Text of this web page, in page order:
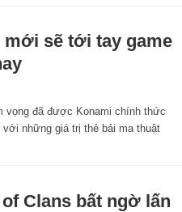
mới sẽ tới tay game
vọng đã được Konami chính thức
những giá trị thẻ bải ma thuật
Clans bất ngờ lấn